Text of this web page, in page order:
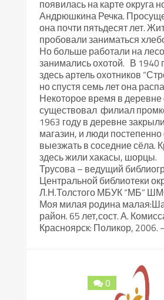
появилась на карте округа
Андрюшкина Речка.
она почти пятьдесят лет.
пробовали заниматься
Но больше работали на
занимались охотой. В 1940
здесь артель охотников
но спустя семь лет она
Некоторое время в
существовал филиал
1963 году в деревне
магазин, и люди постепенно
выезжать в соседние сёла.
здесь жили хакасы,
Трусова – ведущий
Центральной библиотеки
Л.Н.Толстого МБУК “МБ”
Моя милая родина
район. 65 лет,сост. А.
Красноярск: Поликор, 2006.
0